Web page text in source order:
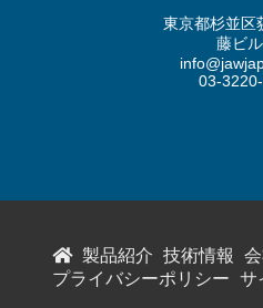
東京都杉並区
藤ビ
03-
製品紹介 技術情報
プライバシーポリシー
サ